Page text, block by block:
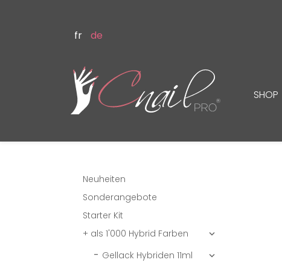
fr de
SHOP
Neuheiten
Sonderangebote
Starter Kit
+ als 1'000 Hybrid Farben

Gellack Hybriden 11ml 